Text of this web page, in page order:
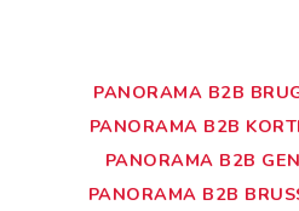
PANORAMA B2B
PANORAMA B2B
PANORAMA B2B
PANORAMA B2B